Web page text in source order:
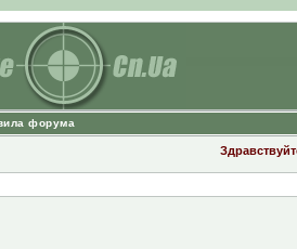
форума